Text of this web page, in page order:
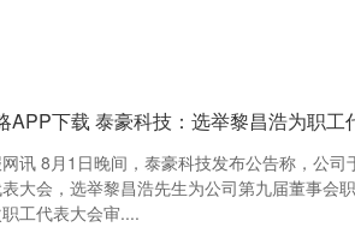
APP下载 泰豪科技：选举黎昌浩为职工
讯 8月1日晚间，泰豪科技发布公告称，公司
大会，选举黎昌浩先生为公司第九届董事会
工代表大会审....